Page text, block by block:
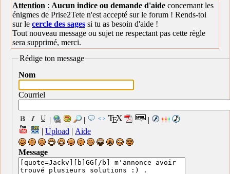
Attention : Aucun indice ou demande d'aide concernant les
énigmes de Prise2Tete n'est accepté sur le forum ! Rends-toi
sur le cercle des sages si tu as besoin d'aide !
Tout nouveau message ou sujet ne respectant pas cette règle
sera supprimé, merci.
Rédige ton message
Nom
Courriel
| |
|
| Upload | Aide
Message